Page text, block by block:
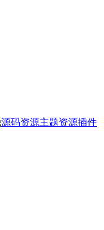
源码资源主题资源插件